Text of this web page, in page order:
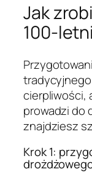
Jak
100-
cierpliwości,
prowadzi do
znajdziesz
Krok 1: